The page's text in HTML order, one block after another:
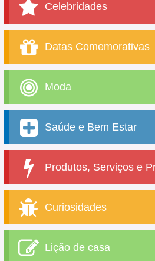
Celebridades
Datas Comemorativas
Moda
Saúde e Bem Estar
Produtos, Serviços e
Curiosidades
Lição de casa